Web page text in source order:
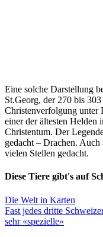
Eine solche Darstellung
St.Georg, der 270 bis
Christenverfolgung
einer der ältesten Helden
Christentum. Der
gedacht – Drachen.
vielen Stellen gedacht.
Diese Tiere gibt's auf
Die Welt in Karten
Fast jedes dritte
sehr «spezielle»